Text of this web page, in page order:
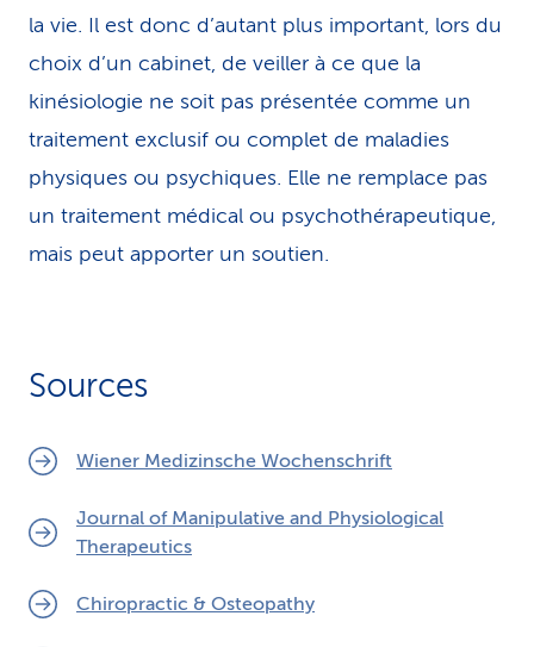
la vie. Il est donc d’autant plus important, lors du
choix d’un cabinet, de veiller à ce que la
kinésiologie ne soit pas présentée comme un
traitement exclusif ou complet de maladies
physiques ou psychiques. Elle ne remplace pas
un traitement médical ou psychothérapeutique,
mais peut apporter un soutien.
Sources
Wiener Medizinsche Wochenschrift
Journal of Manipulative and Physiological
Therapeutics
Chiropractic & Osteopathy